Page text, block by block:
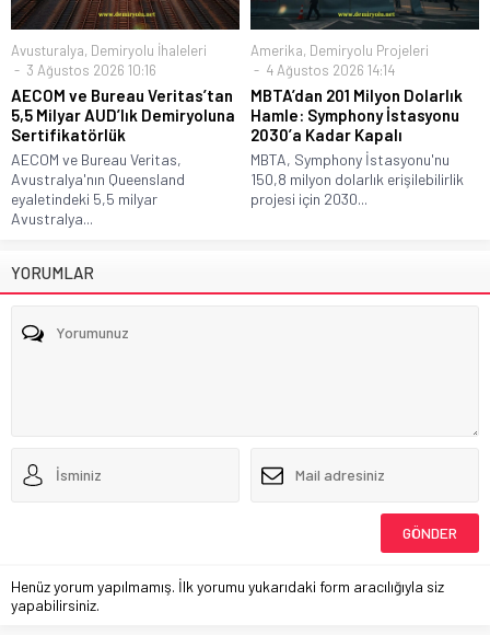
Avusturalya, Demiryolu İhaleleri
3 Ağustos 2026 10:16
AECOM ve Bureau Veritas’tan
5,5 Milyar AUD’lık Demiryoluna
Sertifikatörlük
AECOM ve Bureau Veritas,
Avustralya'nın Queensland
eyaletindeki 5,5 milyar
Avustralya...
Amerika, Demiryolu Projeleri
4 Ağustos 2026 14:14
MBTA’dan 201 Milyon Dolarlık
Hamle: Symphony İstasyonu
2030’a Kadar Kapalı
MBTA, Symphony İstasyonu'nu
150,8 milyon dolarlık erişilebilirlik
projesi için 2030...
YORUMLAR
Henüz yorum yapılmamış. İlk yorumu yukarıdaki form aracılığıyla siz
yapabilirsiniz.